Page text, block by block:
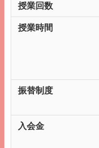
授業回数
授業時間
振替制度
入会金